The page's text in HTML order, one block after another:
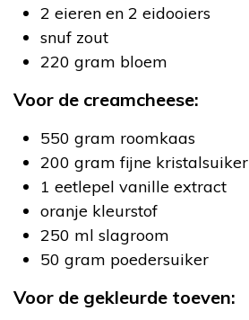
2 eieren en 2 eidooiers
snuf zout
220 gram bloem
Voor de creamcheese:
550 gram roomkaas
200 gram fijne kristalsuiker
1 eetlepel vanille extract
oranje kleurstof
250 ml slagroom
50 gram poedersuiker
Voor de gekleurde toeven: